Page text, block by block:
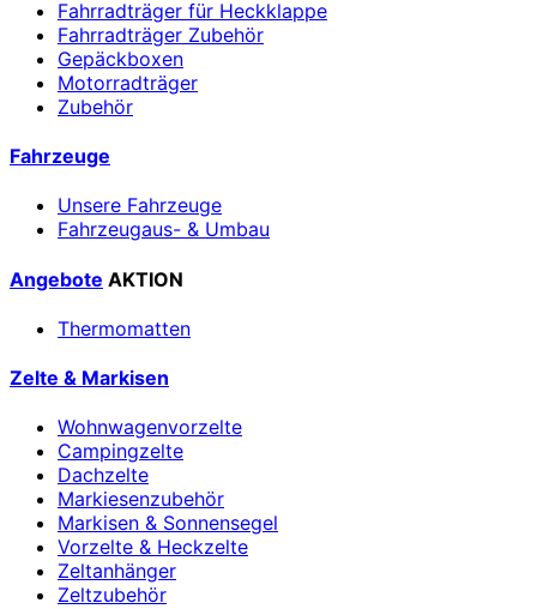
Fahrradträger für Heckklappe
Fahrradträger Zubehör
Gepäckboxen
Motorradträger
Zubehör
Fahrzeuge
Unsere Fahrzeuge
Fahrzeugaus- & Umbau
Angebote AKTION
Thermomatten
Zelte & Markisen
Wohnwagenvorzelte
Campingzelte
Dachzelte
Markiesenzubehör
Markisen & Sonnensegel
Vorzelte & Heckzelte
Zeltanhänger
Zeltzubehör